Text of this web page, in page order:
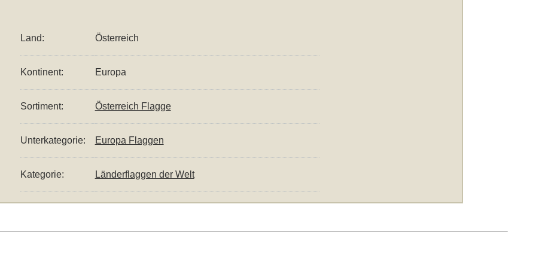
Land: Österreich
Kontinent: Europa
Sortiment: Österreich Flagge
Unterkategorie: Europa Flaggen
Kategorie: Länderflaggen der Welt